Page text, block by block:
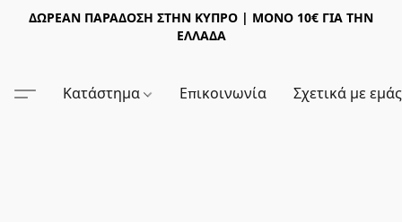
ΔΩΡΕΑΝ ΠΑΡΑΔΟΣΗ ΣΤΗΝ ΚΥΠΡΟ | ΜΟΝΟ 10€ ΓΙΑ ΤΗΝ
ΕΛΛΑΔΑ
Κατάστημα Επικοινωνία Σχετικά με εμάς